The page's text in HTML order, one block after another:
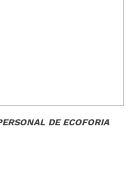
DE ECOFORIA